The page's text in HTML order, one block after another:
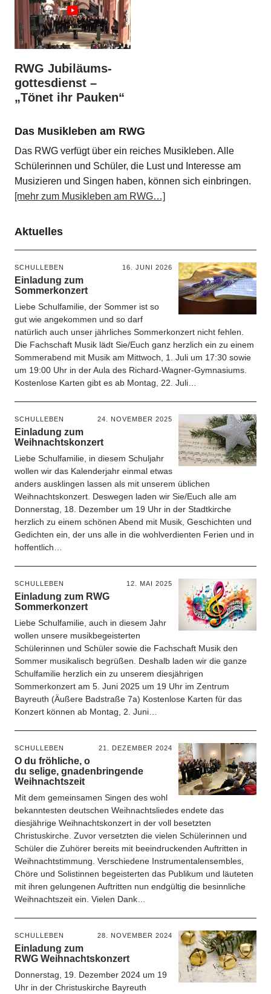
RWG Jubiläums­
gottes­dienst –
„Tönet ihr Pauken“
Das Musikleben am RWG
Das RWG verfügt über ein reiches Musikleben. Alle
Schülerinnen und Schüler, die Lust und Interesse am
Musizieren und Singen haben, können sich einbringen.
[mehr zum Musikleben am RWG…]
Aktuelles
SCHULLEBEN 16. JUNI 2026
Einladung zum
Sommerkonzert
Liebe Schulfamilie, der Sommer ist so
gut wie angekommen und so darf
natürlich auch unser jährliches Sommerkonzert nicht fehlen.
Die Fachschaft Musik lädt Sie/Euch ganz herzlich ein zu einem
Sommerabend mit Musik am Mittwoch, 1. Juli um 17:30 sowie
um 19:00 Uhr in der Aula des Richard-Wagner-Gymnasiums.
Kostenlose Karten gibt es ab Montag, 22. Juli…
SCHULLEBEN 24. NOVEMBER 2025
Einladung zum
Weihnachtskonzert
Liebe Schulfamilie, in diesem Schuljahr
wollen wir das Kalenderjahr einmal etwas
anders ausklingen lassen als mit unserem üblichen
Weihnachtskonzert. Deswegen laden wir Sie/Euch alle am
Donnerstag, 18. Dezember um 19 Uhr in der Stadtkirche
herzlich zu einem schönen Abend mit Musik, Geschichten und
Gedichten ein, der uns alle in die wohlverdienten Ferien und in
hoffentlich…
SCHULLEBEN 12. MAI 2025
Einladung zum RWG
Sommerkonzert
Liebe Schulfamilie, auch in diesem Jahr
wollen unsere musikbegeisterten
Schülerinnen und Schüler sowie die Fachschaft Musik den
Sommer musikalisch begrüßen. Deshalb laden wir die ganze
Schulfamilie herzlich ein zu unserem diesjährigen
Sommerkonzert am 5. Juni 2025 um 19 Uhr im Zentrum
Bayreuth (Äußere Badstraße 7a) Kostenlose Karten für das
Konzert können ab Montag, 2. Juni…
SCHULLEBEN 21. DEZEMBER 2024
O du fröhliche, o
du selige, gnadenbringende
Weihnachtszeit
Mit dem gemeinsamen Singen des wohl
bekanntesten deutschen Weihnachtsliedes endete das
diesjährige Weihnachtskonzert in der voll besetzten
Christuskirche. Zuvor versetzten die vielen Schülerinnen und
Schüler die Zuhörer bereits mit beeindruckenden Auftritten in
Weihnachtstimmung. Verschiedene Instrumentalensembles,
Chöre und Solistinnen begeisterten das Publikum und läuteten
mit ihren gelungenen Auftritten nun endgültig die besinnliche
Weihnachtszeit ein. Vielen Dank…
SCHULLEBEN 28. NOVEMBER 2024
Einladung zum
RWG Weihnachtskonzert
Donnerstag, 19. Dezember 2024 um 19
Uhr in der Christuskirche Bayreuth